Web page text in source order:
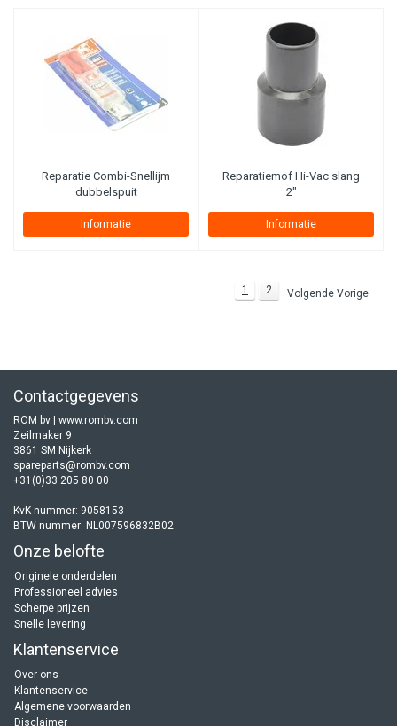
Reparatie Combi-Snellijm
dubbelspuit
Informatie
Reparatiemof Hi-Vac slang
2"
Informatie
1 2 Volgende Vorige
Contactgegevens
ROM bv | www.rombv.com
Zeilmaker 9
3861 SM Nijkerk
spareparts@rombv.com
+31(0)33 205 80 00
KvK nummer: 9058153
BTW nummer: NL007596832B02
Onze belofte
Originele onderdelen
Professioneel advies
Scherpe prijzen
Snelle levering
Klantenservice
Over ons
Klantenservice
Algemene voorwaarden
Disclaimer